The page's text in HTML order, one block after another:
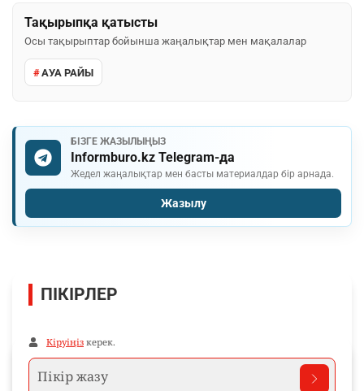
Тақырыпқа қатысты
Осы тақырыптар бойынша жаңалықтар мен мақалалар
АУА РАЙЫ
БІЗГЕ ЖАЗЫЛЫҢЫЗ
Informburo.kz Telegram-да
Жедел жаңалықтар мен басты материалдар бір арнада.
Жазылу
ПІКІРЛЕР
Кіруіңіз керек.